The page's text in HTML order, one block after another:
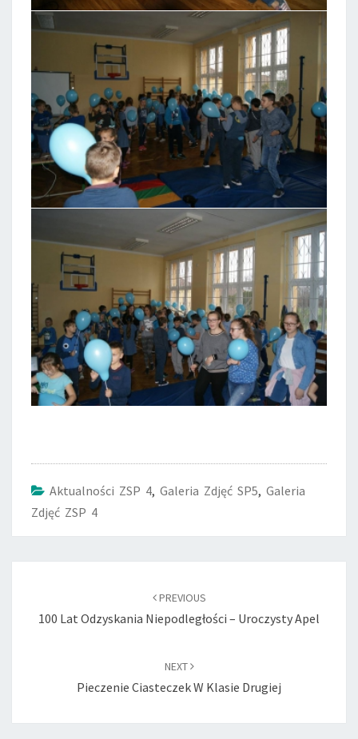
Aktualności ZSP 4, Galeria Zdjęć SP5, Galeria
Zdjęć ZSP 4
PREVIOUS
100 Lat Odzyskania Niepodległości – Uroczysty Apel
NEXT
Pieczenie Ciasteczek W Klasie Drugiej